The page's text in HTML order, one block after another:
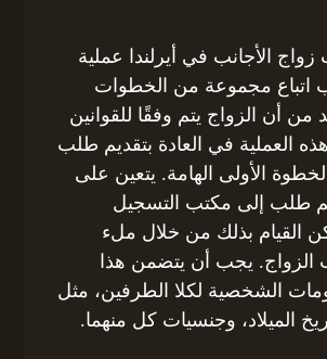
زواج الأجانب في أيرلندا عملية
اتباع مجموعة من الخطوات
من أن الزواج يتم وفقًا للقوانين
هذه العملية في العادة بتقديم طلب
الأولى الهامة. يتعين على
طلب إلى مكتب التسجيل
القيام بذلك من خلال ملء
الزواج. يجب أن يتضمن هذا
الشخصية لكلا الطرفين، مثل
الميلاد، وجنسيات كل منهما.